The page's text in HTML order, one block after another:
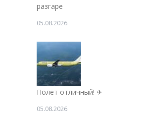
разгаре
05.08.2026
Полёт отличный! ✈
05.08.2026